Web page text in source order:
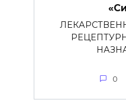
0